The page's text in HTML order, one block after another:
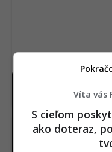
ochromí milióny
Víta vás
S cieľom
ako doteraz,